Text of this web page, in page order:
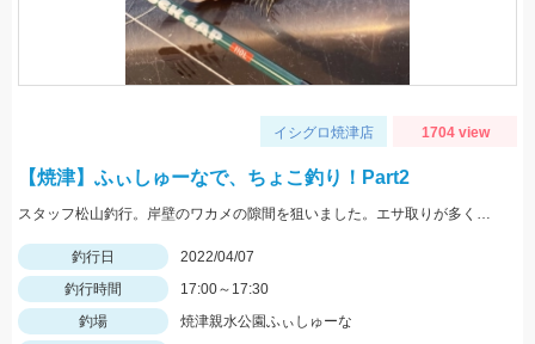
イシグロ焼津店 1704 view
【焼津】ふぃしゅーなで、ちょこ釣り！Part2
スタッフ松山釣行。岸壁のワカメの隙間を狙いました。エサ取りが多く苦戦しました。エサはオキアミL。
釣行日
2022/04/07
釣行時間
17:00～17:30
釣場
焼津親水公園ふぃしゅーな